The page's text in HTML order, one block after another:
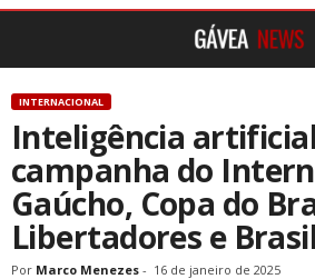
INTERNACIONAL
Inteligência
campanha do
Gaúcho, Copa do
Libertadores e
Por Marco Menezes - 16 de janeiro de 2025